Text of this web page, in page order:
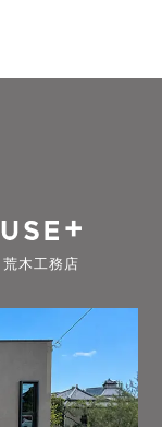
木工務店